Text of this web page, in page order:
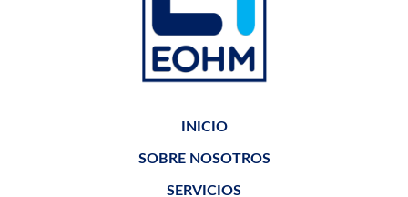
INICIO
SOBRE NOSOTROS
SERVICIOS